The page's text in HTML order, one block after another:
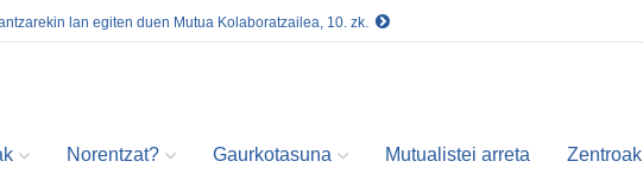
lan egiten duen Mutua Kolaboratzailea, 10. zk.
Norentzat? Gaurkotasuna Mutualistei arreta Zentroak